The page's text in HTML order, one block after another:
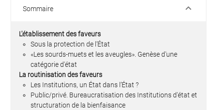
Sommaire keyboard_arrow_down
L'établissement des faveurs
Sous la protection de l’État
«Les sourds-muets et les aveugles». Genèse d'une
catégorie d'état
La routinisation des faveurs
Les Institutions, un État dans l’État ?
Public/privé. Bureaucratisation des Institutions d'état et
structuration de la bienfaisance